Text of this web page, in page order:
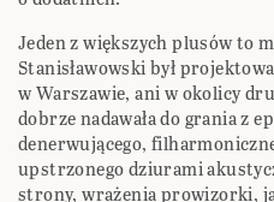
Jeden z większych plusów to
Stanisławowski był
w Warszawie, ani w okolicy
dobrze nadawała do grania z
denerwującego,
upstrzonego dziurami
strony, wrażenia prowizorki,